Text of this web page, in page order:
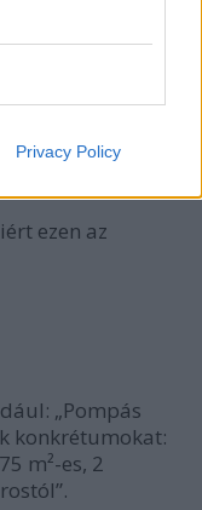
Privacy Policy
nemcsak
ezen az
„Pompás
konkrétumokat:
m²-es, 2